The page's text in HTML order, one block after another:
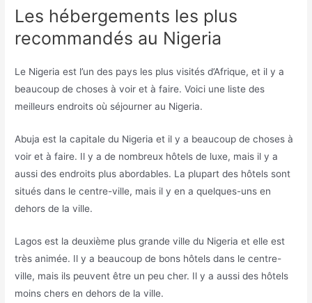
Les hébergements les plus
recommandés au Nigeria
Le Nigeria est l’un des pays les plus visités d’Afrique, et il y a
beaucoup de choses à voir et à faire. Voici une liste des
meilleurs endroits où séjourner au Nigeria.
Abuja est la capitale du Nigeria et il y a beaucoup de choses à
voir et à faire. Il y a de nombreux hôtels de luxe, mais il y a
aussi des endroits plus abordables. La plupart des hôtels sont
situés dans le centre-ville, mais il y en a quelques-uns en
dehors de la ville.
Lagos est la deuxième plus grande ville du Nigeria et elle est
très animée. Il y a beaucoup de bons hôtels dans le centre-
ville, mais ils peuvent être un peu cher. Il y a aussi des hôtels
moins chers en dehors de la ville.